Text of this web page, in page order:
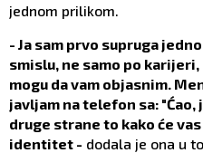
jednom prilikom.
- Ja sam prvo supruga
smislu, ne samo po
mogu da vam objasnim.
javljam na telefon sa: "Ćao,
druge strane to kako će
identitet - dodala je ona u